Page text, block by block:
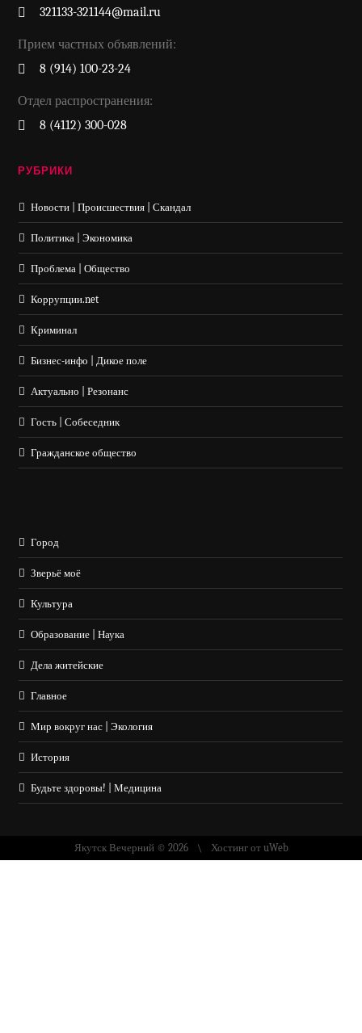
321133-321144@mail.ru
Прием частных объявлений:
8 (914) 100-23-24
Отдел распространения:
8 (4112) 300-028
РУБРИКИ
Новости | Происшествия | Скандал
Политика | Экономика
Проблема | Общество
Коррупции.net
Криминал
Бизнес-инфо | Дикое поле
Актуально | Резонанс
Гость | Собеседник
Гражданское общество
Город
Зверьё моё
Культура
Образование | Наука
Дела житейские
Главное
Мир вокруг нас | Экология
История
Будьте здоровы! | Медицина
Якутск Вечерний © 2026 Хостинг от uWeb